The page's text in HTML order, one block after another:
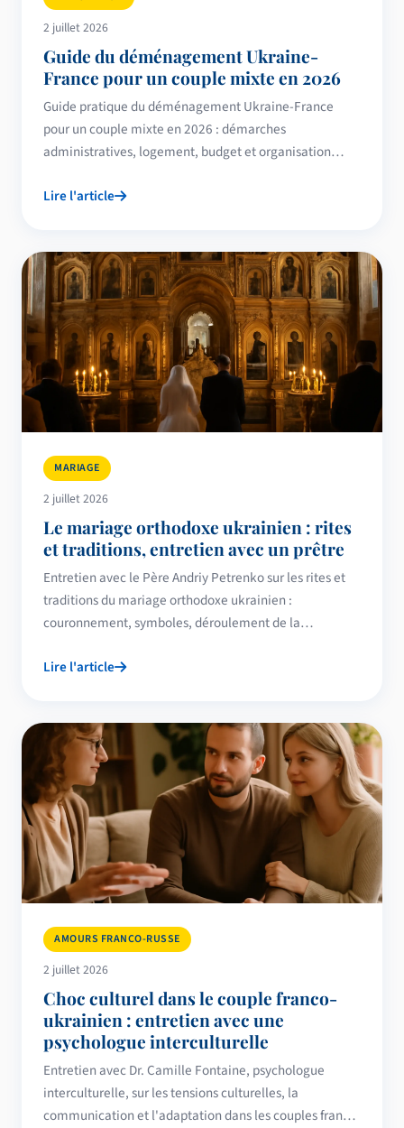
2 juillet 2026
Guide du déménagement Ukraine-
France pour un couple mixte en 2026
Guide pratique du déménagement Ukraine-France
pour un couple mixte en 2026 : démarches
administratives, logement, budget et organisation
Lire l'article
MARIAGE
2 juillet 2026
Le mariage orthodoxe ukrainien : rites
et traditions, entretien avec un prêtre
Entretien avec le Père Andriy Petrenko sur les rites et
traditions du mariage orthodoxe ukrainien :
couronnement, symboles, déroulement de la
Lire l'article
AMOURS FRANCO-RUSSE
2 juillet 2026
Choc culturel dans le couple franco-
ukrainien : entretien avec une
psychologue interculturelle
Entretien avec Dr. Camille Fontaine, psychologue
interculturelle, sur les tensions culturelles, la
communication et l'adaptation dans les couples franco-